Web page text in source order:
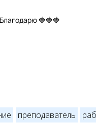
🍓🍓🍓
преподаватель